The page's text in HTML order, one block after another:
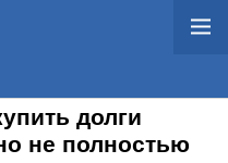
долги
не полностью